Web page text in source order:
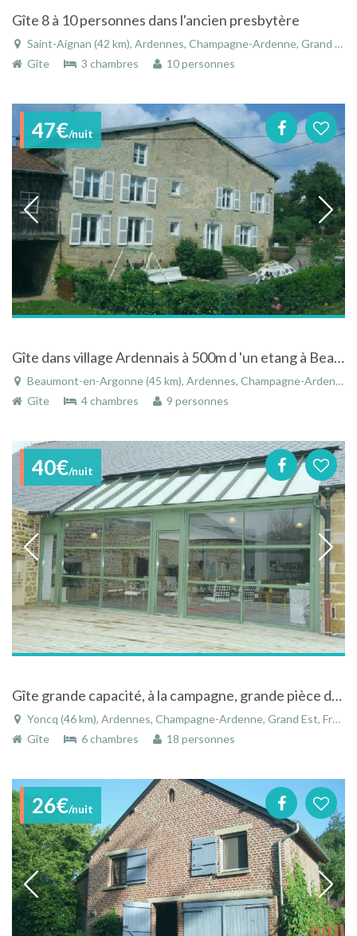
Gîte 8 à 10 personnes dans l'ancien presbytère
Saint-Aignan (42 km), Ardennes, Champagne-Ardenne, Grand Est, France
Gîte
3 chambres 10 personnes
47€/nuit
Gîte dans village Ardennais à 500m d 'un etang à Beaumont-en-Argonne - Ardennes - Champagne-Ardenne
Beaumont-en-Argonne (45 km), Ardennes, Champagne-Ardenne, Grand Est, France
Gîte
4 chambres 9 personnes
40€/nuit
Gîte grande capacité, à la campagne, grande pièce de vie, dans les Ardennes françaises
Yoncq (46 km), Ardennes, Champagne-Ardenne, Grand Est, France
Gîte
6 chambres 18 personnes
26€/nuit